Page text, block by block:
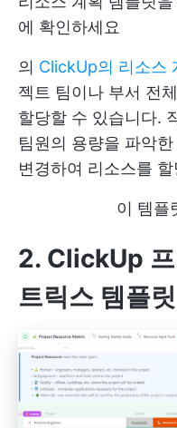
에 확인하세요
의 ClickUp의 리소스
젝트 팀이나 부서 전
할당할 수 있습니다.
팀원의 용량을 파악
변경하여 리소스를
이 템플
2. ClickUp
트릭스 템플릿